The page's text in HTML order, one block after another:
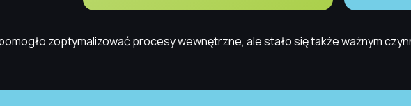
zoptymalizować procesy wewnętrzne, ale stało się także ważnym